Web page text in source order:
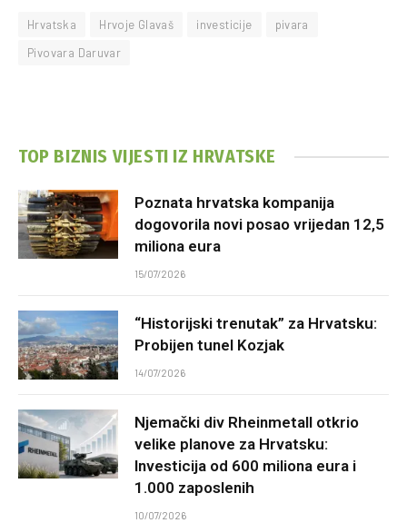
Hrvatska Hrvoje Glavaš investicije
pivara
Pivovara Daruvar
TOP BIZNIS VIJESTI IZ HRVATSKE
Poznata hrvatska kompanija
dogovorila novi posao vrijedan 12,5
miliona eura
15/07/2026
“Historijski trenutak” za Hrvatsku:
Probijen tunel Kozjak
14/07/2026
Njemački div Rheinmetall otkrio
velike planove za Hrvatsku:
Investicija od 600 miliona eura i
1.000 zaposlenih
10/07/2026